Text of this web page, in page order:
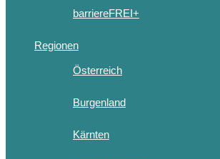
barriereFREI+
Regionen
Österreich
Burgenland
Kärnten